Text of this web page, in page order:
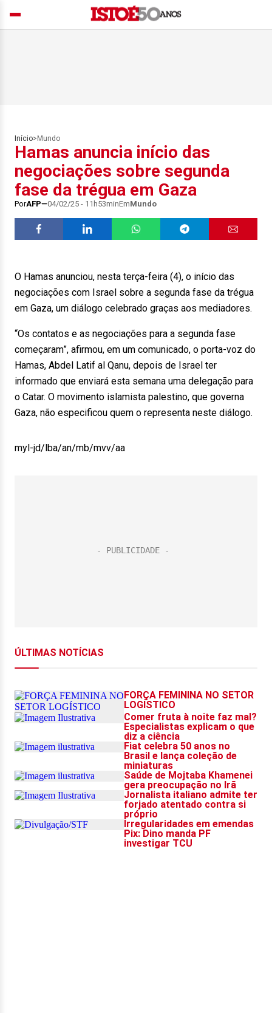
Início> Mundo
Hamas anuncia início das
negociações sobre segunda
fase da trégua em Gaza
PorAFP 04/02/25 - 11h53minEmMundo
O Hamas anunciou, nesta terça-feira (4), o início das
negociações com Israel sobre a segunda fase da trégua
em Gaza, um diálogo celebrado graças aos mediadores.
“Os contatos e as negociações para a segunda fase
começaram”, afirmou, em um comunicado, o porta-voz do
Hamas, Abdel Latif al Qanu, depois de Israel ter
informado que enviará esta semana uma delegação para
o Catar. O movimento islamista palestino, que governa
Gaza, não especificou quem o representa neste diálogo.
myl-jd/lba/an/mb/mvv/aa